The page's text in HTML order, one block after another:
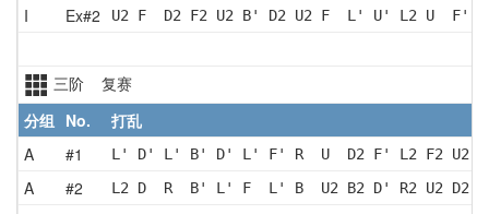
I Ex#2 U2 F  D2 F2 U2 B' D2 U2 F  L' U' L2 U  F'
三阶 复赛
分组 No.
打乱
A
#1 L' D' L' B' D' L' F' R  U  D2 F' L2 F2 U2 B'
A #2 L2 D  R  B' L' F  L' B  U2 B2 D' R2 U2 D2